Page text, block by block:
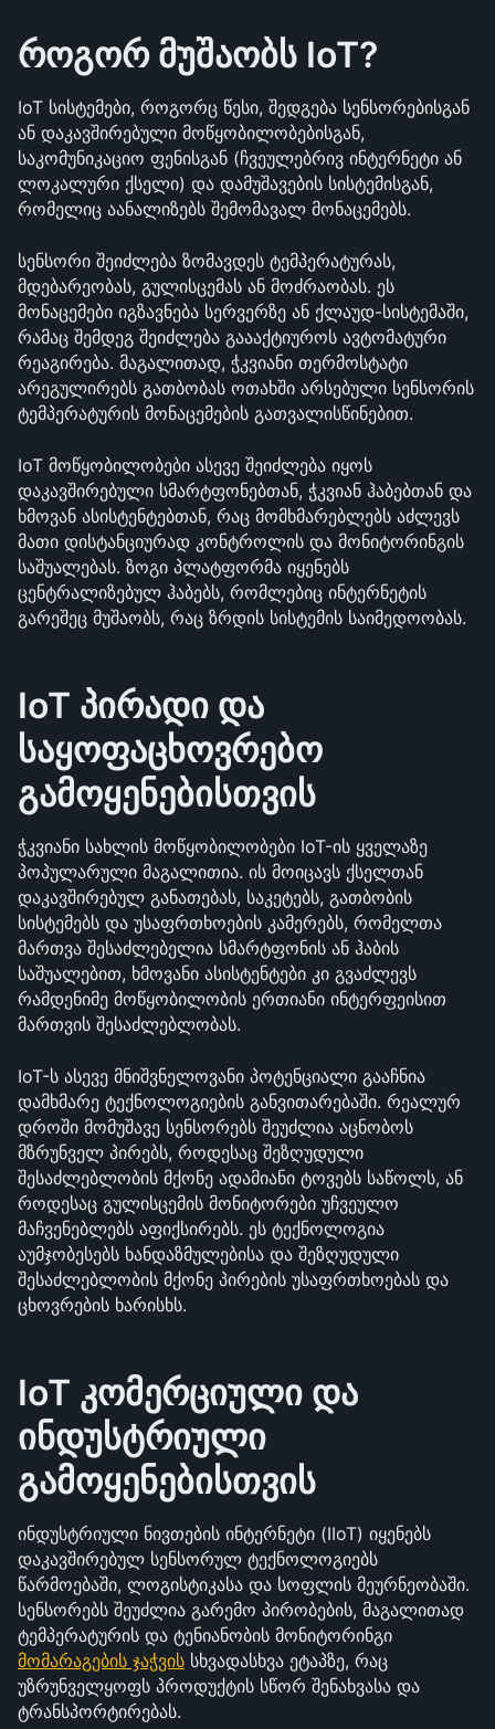
როგორ მუშაობს IoT?
IoT სისტემები, როგორც წესი, შედგება სენსორებისგან
ან დაკავშირებული მოწყობილობებისგან,
საკომუნიკაციო ფენისგან (ჩვეულებრივ ინტერნეტი ან
ლოკალური ქსელი) და დამუშავების სისტემისგან,
რომელიც აანალიზებს შემომავალ მონაცემებს.
სენსორი შეიძლება ზომავდეს ტემპერატურას,
მდებარეობას, გულისცემას ან მოძრაობას. ეს
მონაცემები იგზავნება სერვერზე ან ქლაუდ-სისტემაში,
რამაც შემდეგ შეიძლება გაააქტიუროს ავტომატური
რეაგირება. მაგალითად, ჭკვიანი თერმოსტატი
არეგულირებს გათბობას ოთახში არსებული სენსორის
ტემპერატურის მონაცემების გათვალისწინებით.
IoT მოწყობილობები ასევე შეიძლება იყოს
დაკავშირებული სმარტფონებთან, ჭკვიან ჰაბებთან და
ხმოვან ასისტენტებთან, რაც მომხმარებლებს აძლევს
მათი დისტანციურად კონტროლის და მონიტორინგის
საშუალებას. ზოგი პლატფორმა იყენებს
ცენტრალიზებულ ჰაბებს, რომლებიც ინტერნეტის
გარეშეც მუშაობს, რაც ზრდის სისტემის საიმედოობას.
IoT პირადი და
საყოფაცხოვრებო
გამოყენებისთვის
ჭკვიანი სახლის მოწყობილობები IoT-ის ყველაზე
პოპულარული მაგალითია. ის მოიცავს ქსელთან
დაკავშირებულ განათებას, საკეტებს, გათბობის
სისტემებს და უსაფრთხოების კამერებს, რომელთა
მართვა შესაძლებელია სმარტფონის ან ჰაბის
საშუალებით, ხმოვანი ასისტენტები კი გვაძლევს
რამდენიმე მოწყობილობის ერთიანი ინტერფეისით
მართვის შესაძლებლობას.
IoT-ს ასევე მნიშვნელოვანი პოტენციალი გააჩნია
დამხმარე ტექნოლოგიების განვითარებაში. რეალურ
დროში მომუშავე სენსორებს შეუძლია აცნობოს
მზრუნველ პირებს, როდესაც შეზღუდული
შესაძლებლობის მქონე ადამიანი ტოვებს საწოლს, ან
როდესაც გულისცემის მონიტორები უჩვეულო
მაჩვენებლებს აფიქსირებს. ეს ტექნოლოგია
აუმჯობესებს ხანდაზმულებისა და შეზღუდული
შესაძლებლობის მქონე პირების უსაფრთხოებას და
ცხოვრების ხარისხს.
IoT კომერციული და
ინდუსტრიული
გამოყენებისთვის
ინდუსტრიული ნივთების ინტერნეტი (IIoT) იყენებს
დაკავშირებულ სენსორულ ტექნოლოგიებს
წარმოებაში, ლოგისტიკასა და სოფლის მეურნეობაში.
სენსორებს შეუძლია გარემო პირობების, მაგალითად
მომარაგების ჯაჭვის სხვადასხვა ეტაპზე, რაც
უზრუნველყოფს პროდუქტის სწორ შენახვასა და
ტრანსპორტირებას.